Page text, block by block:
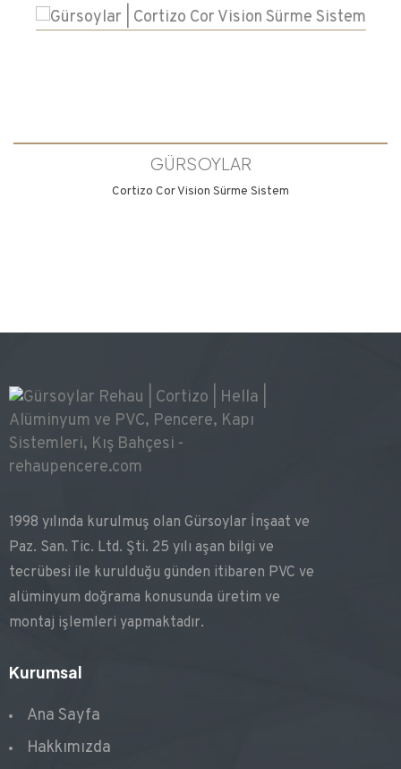
GÜRSOYLAR
Cortizo Cor Vision Sürme Sistem
1998 yılında kurulmuş olan Gürsoylar İnşaat ve
Paz. San. Tic. Ltd. Şti. 25 yılı aşan bilgi ve
tecrübesi ile kurulduğu günden itibaren PVC ve
alüminyum doğrama konusunda üretim ve
montaj işlemleri yapmaktadır.
Kurumsal
Ana Sayfa
Hakkımızda